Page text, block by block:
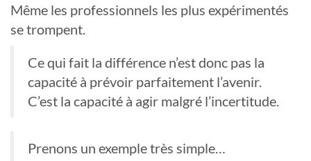
Même les professionnels les plus expérimentés
se trompent.
Ce qui fait la différence n’est donc pas la
capacité à prévoir parfaitement l’avenir.
C’est la capacité à agir malgré l’incertitude.
Prenons un exemple très simple…